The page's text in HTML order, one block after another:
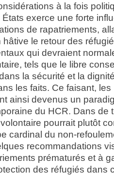
à la fois
exerce une forte
de rapatriements,
hâtive le retour des
qui devraient
tels que le libre
la sécurité et la
les faits. Ce faisant,
ainsi devenus un
du HCR. Dans de
pourrait plutôt
cardinal du non-
recommandations
prématurés et à
des réfugiés dans